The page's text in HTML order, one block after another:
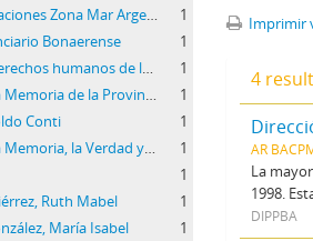
Sección Informaciones Zona Mar Argentino Norte del Servicio de Inteligencia de Prefectura.
1
Bonaerense
1
Secretaría de Derechos humanos de la provincia de Buenos Aires
1
Comisión por la Memoria de la Provincia de Buenos Aires
1
Conti
1
Palotinos por la Memoria, la Verdad y la Justicia
1
1
Ruth Mabel
1
María Isabel
1
Imprimir
4
AR
La
1998.
DIPPBA